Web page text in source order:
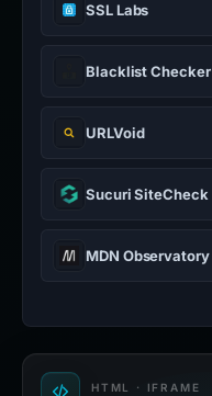
SSL Labs
Blacklist Checker
URLVoid
Sucuri SiteCheck
MDN Observatory
HTML · IFRAME